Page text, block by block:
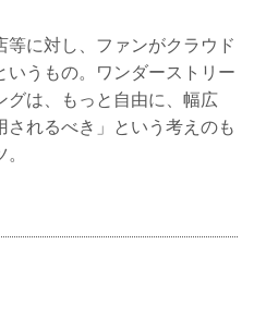
に対し、ファンがクラウド
いうもの。ワンダーストリー
グは、もっと自由に、幅広
されるべき」という考えのも